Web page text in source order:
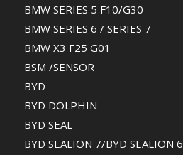
BMW SERIES 5 F10/G30
BMW SERIES 6 / SERIES 7
BMW X3 F25 G01
BSM /SENSOR
BYD
BYD DOLPHIN
BYD SEAL
BYD SEALION 7/BYD SEALION 6